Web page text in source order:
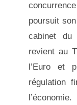
poursuit
cabinet du
revient au
l’Euro et
régulation